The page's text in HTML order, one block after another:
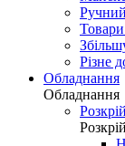
Товари
Різне
Обладнання
Обладнання